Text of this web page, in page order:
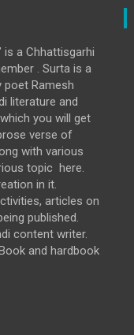
is a Chhattisgarhi
. Surta is a
poet Ramesh
literature and
you will get
verse of
with various
topic here.
in it.
articles on
published.
content writer.
and hardbook